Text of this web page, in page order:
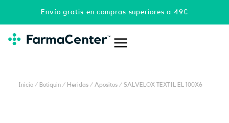
Envío gratis en compras superiores a 49€
Inicio / Botiquin / Heridas / Apositos / SALVELOX TEXTIL EL 100X6